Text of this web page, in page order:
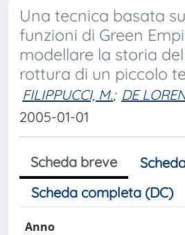
Una tecnica basata
funzioni di Green
modellare la storia
rottura di un piccolo
FILIPPUCCI, M.; DE
2005-01-01
Scheda breve
Scheda completa (DC)
Anno